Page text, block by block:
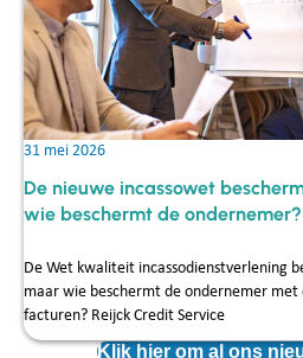
31 mei 2026
De nieuwe incassowet
wie beschermt de ondernemer?
De Wet kwaliteit incassodienstverlening
maar wie beschermt de ondernemer
facturen? Reijck Credit Service
Klik hier om al ons